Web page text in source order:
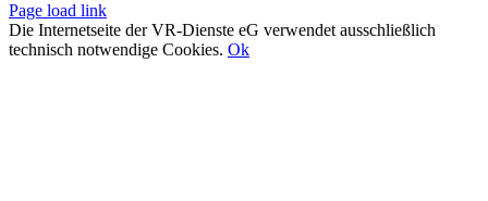
Page load link
Die Internetseite der VR-Dienste eG verwendet ausschließlich
technisch notwendige Cookies. Ok